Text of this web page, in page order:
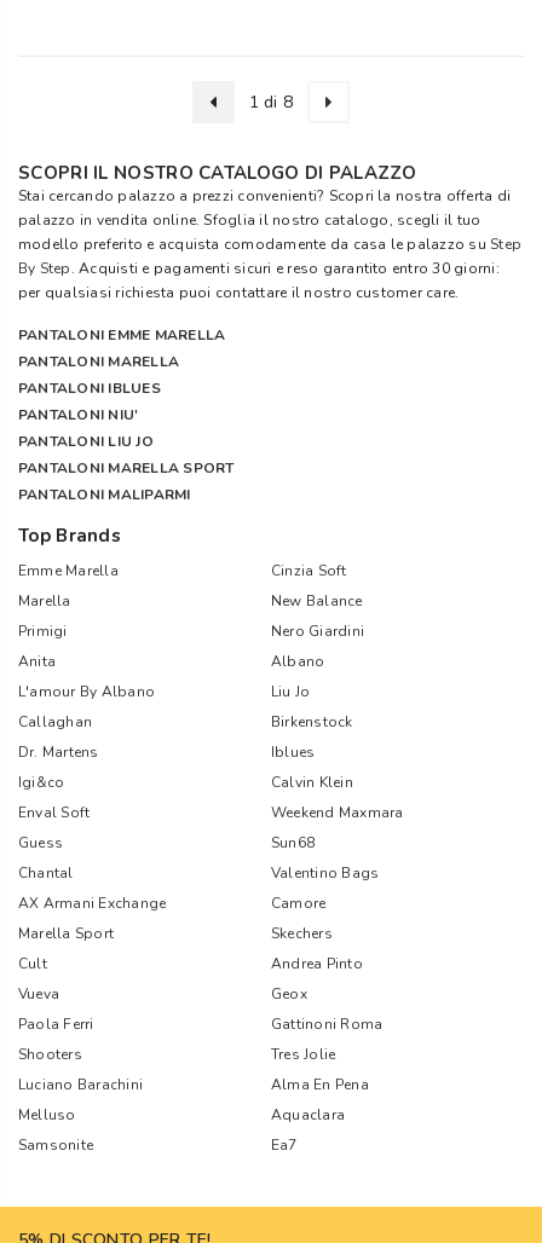
1 di 8
SCOPRI IL NOSTRO CATALOGO DI PALAZZO
Stai cercando palazzo a prezzi convenienti? Scopri la nostra offerta di
palazzo in vendita online. Sfoglia il nostro catalogo, scegli il tuo
modello preferito e acquista comodamente da casa le palazzo suStep
By Step. Acquisti e pagamenti sicuri e reso garantito entro 30 giorni:
per qualsiasi richiesta puoi contattare il nostro customer care.
PANTALONI EMME MARELLA
PANTALONI MARELLA
PANTALONI IBLUES
PANTALONI NIU'
PANTALONI LIU JO
PANTALONI MARELLA SPORT
PANTALONI MALIPARMI
Top Brands
Emme Marella
Cinzia Soft
Marella
New Balance
Primigi
Nero Giardini
Anita
Albano
L'amour By Albano
Liu Jo
Callaghan
Birkenstock
Dr. Martens
Iblues
Igi&co
Calvin Klein
Enval Soft
Weekend Maxmara
Guess
Sun68
Chantal
Valentino Bags
AX Armani Exchange
Camore
Marella Sport
Skechers
Cult
Andrea Pinto
Vueva
Geox
Paola Ferri
Gattinoni Roma
Shooters
Tres Jolie
Luciano Barachini
Alma En Pena
Melluso
Aquaclara
Samsonite
Ea7